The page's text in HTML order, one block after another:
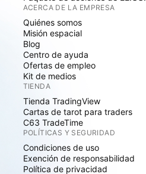
ACERCA DE LA EMPRESA
Quiénes somos
Misión espacial
Blog
Centro de ayuda
Ofertas de empleo
Kit de medios
TIENDA
Tienda TradingView
Cartas de tarot para traders
C63 TradeTime
POLÍTICAS Y SEGURIDAD
Condiciones de uso
Exención de responsabilidad
Política de privacidad